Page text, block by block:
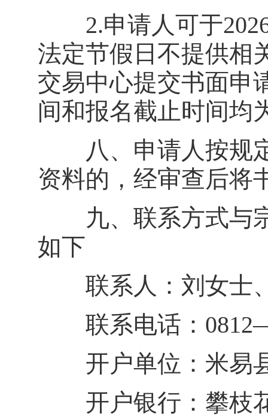
2.申请人可于2026
法定节假日不提供相
交易中心提交书面申
间和报名截止时间均
八、申请人按规定
资料的，经审查后将
九、联系方式与宗
如下
联系人：刘女士
联系电话：
开户单位：米易县
开户银行：攀枝花